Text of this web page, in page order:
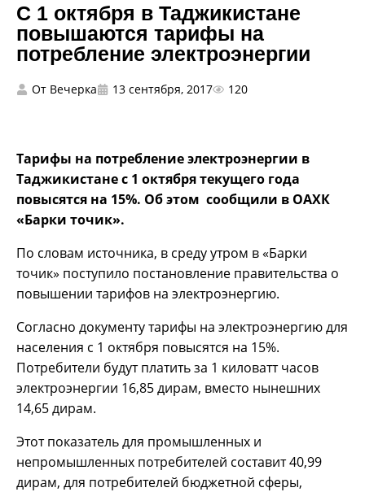
С 1 октября в Таджикистане
повышаются тарифы на
потребление электроэнергии
От Вечерка 13 сентября, 2017 120
Тарифы на потребление электроэнергии в
Таджикистане с 1 октября текущего года
повысятся на 15%. Об этом сообщили в ОАХК
«Барки точик».
По словам источника, в среду утром в «Барки
точик» поступило постановление правительства о
повышении тарифов на электроэнергию.
Согласно документу тарифы на электроэнергию для
населения с 1 октября повысятся на 15%.
Потребители будут платить за 1 киловатт часов
электроэнергии 16,85 дирам, вместо нынешних
14,65 дирам.
Этот показатель для промышленных и
непромышленных потребителей составит 40,99
дирам, для потребителей бюджетной сферы,